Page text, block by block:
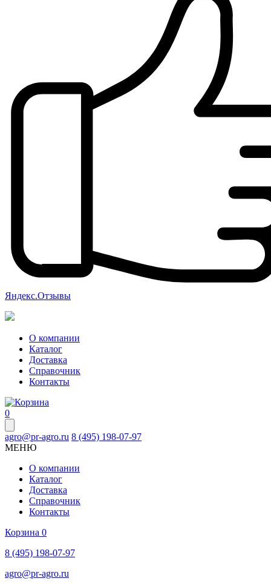
Яндекс.Отзывы
О компании
Каталог
Доставка
Справочник
Контакты
0
agro@pr-agro.ru 8 (495) 198-07-97
МЕНЮ
О компании
Каталог
Доставка
Справочник
Контакты
Корзина 0
8 (495) 198-07-97
agro@pr-agro.ru